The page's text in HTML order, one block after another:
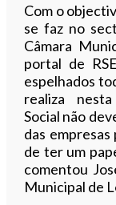
Com o
se faz no
Câmara
portal de
espelhados
realiza
Social não
das
de ter um
comentou
Municipal de